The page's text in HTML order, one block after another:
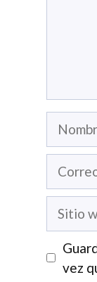
Nombre
Correo
Sitio
vez